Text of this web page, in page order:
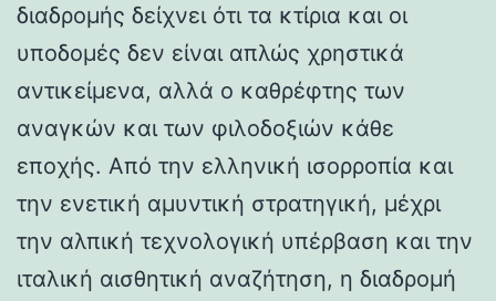
διαδρομής δείχνει ότι τα κτίρια και οι
υποδομές δεν είναι απλώς χρηστικά
αντικείμενα, αλλά ο καθρέφτης των
αναγκών και των φιλοδοξιών κάθε
εποχής. Από την ελληνική ισορροπία και
την ενετική αμυντική στρατηγική, μέχρι
την αλπική τεχνολογική υπέρβαση και την
ιταλική αισθητική αναζήτηση, η διαδρομή